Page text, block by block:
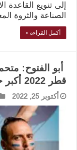
إلى تنويع
الصناعة والثروة
أكمل القراءة »
قطر 2022 أكبر حدث رياضي في العالم
أكتوبر 25, 2022